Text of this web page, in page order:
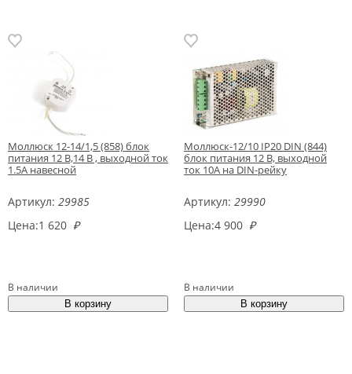
Моллюск 12-14/1,5 (858) блок
питания 12 В,14 В , выходной ток
1.5А навесной
Артикул: 29985
Цена:1 620 ₽
В наличии
Моллюск-12/10 IP20 DIN (844)
блок питания 12 В, выходной
ток 10А на DIN-рейку
Артикул: 29990
Цена:4 900 ₽
В наличии